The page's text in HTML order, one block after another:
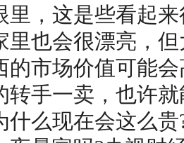
里，这是些看起
里也会很漂亮，
的市场价值可能
转手一卖，也许
什么现在会这么